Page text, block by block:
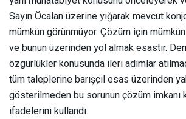
Sayın Öcalan üzerine yığarak mevcut
mümkün görünmüyor. Çözüm için
ve bunun üzerinden yol almak esastır.
özgürlükler konusunda ileri adımlar
tüm taleplerine barışçıl esas üzerinden
gösterilmeden bu sorunun çözüm imkanı
ifadelerini kullandı.